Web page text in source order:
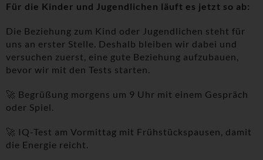
Für die Kinder und Jugendlichen läuft es jetzt so ab:
Die Beziehung zum Kind oder Jugendlichen steht für
uns an erster Stelle. Deshalb bleiben wir dabei und
versuchen zuerst, eine gute Beziehung aufzubauen,
bevor wir mit den Tests starten.
🚀 Begrüßung morgens um 9 Uhr mit einem Gespräch
oder Spiel.
🚀 IQ-Test am Vormittag mit Frühstückspausen, damit
die Energie reicht.